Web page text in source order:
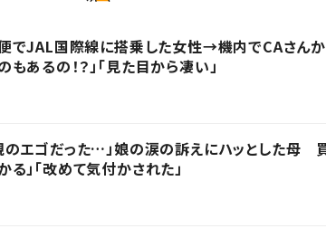
でJAL国際線に搭乗した女性→機内でCAさんか
もあるの！？」「見た目から凄い」
のエゴだった…」娘の涙の訴えにハッとした母
る」「改めて気付かされた」